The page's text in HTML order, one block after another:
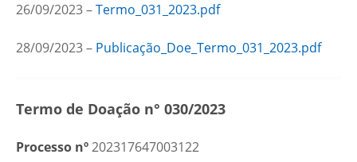
26/09/2023 –Termo_031_2023.pdf
28/09/2023 – Publicação_Doe_Termo_031_2023.pdf
Termo de Doação n° 030/2023
Processo nº202317647003122